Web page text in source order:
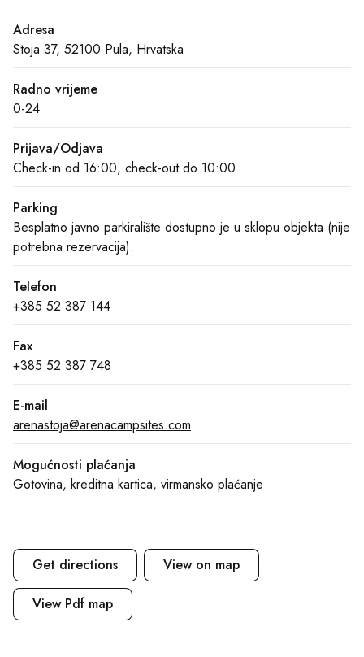
Adresa
Stoja 37, 52100 Pula, Hrvatska
Radno vrijeme
0-24
Prijava/Odjava
Check-in od 16:00, check-out do 10:00
Parking
Besplatno javno parkiralište dostupno je u sklopu objekta (nije
potrebna rezervacija).
Telefon
+385 52 387 144
Fax
+385 52 387 748
E-mail
arenastoja@arenacampsites.com
Mogućnosti plaćanja
Gotovina, kreditna kartica, virmansko plaćanje
Get directions View on map
View Pdf map